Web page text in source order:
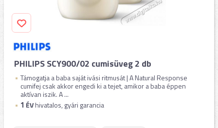
PHILIPS SCY900/02 cumisüveg 2 db
Támogatja a baba saját ivási ritmusát | A Natural Response
cumifej csak akkor engedi ki a tejet, amikor a baba éppen
aktívan iszik. A ...
1 ÉVhivatalos, gyári garancia